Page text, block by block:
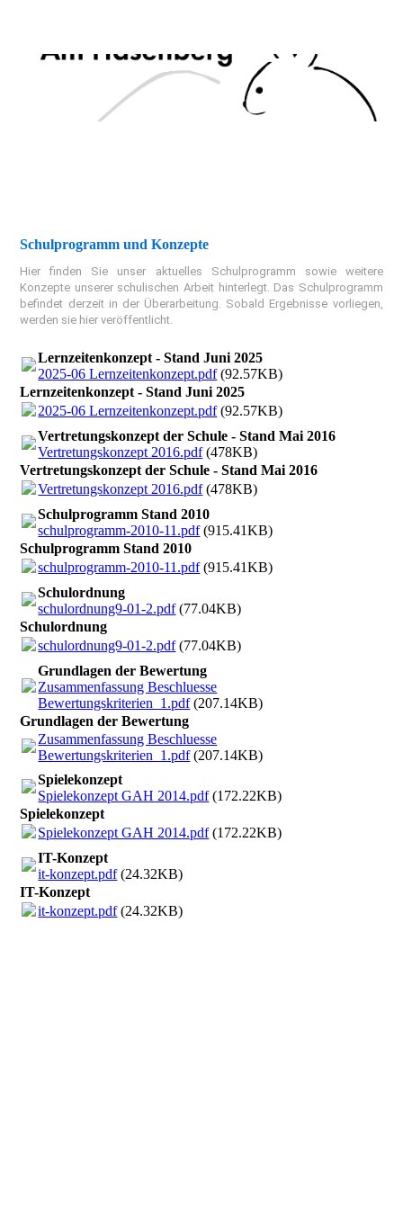
Schulprogramm und Konzepte
Hier finden Sie unser aktuelles Schulprogramm sowie weitere
Konzepte unserer schulischen Arbeit hinterlegt. Das Schulprogramm
befindet derzeit in der Überarbeitung. Sobald Ergebnisse vorliegen,
werden sie hier veröffentlicht.
Lernzeitenkonzept - Stand Juni 2025
2025-06 Lernzeitenkonzept.pdf(92.57KB)
Lernzeitenkonzept - Stand Juni 2025
2025-06 Lernzeitenkonzept.pdf(92.57KB)
Vertretungskonzept der Schule - Stand Mai 2016
Vertretungskonzept 2016.pdf(478KB)
Vertretungskonzept der Schule - Stand Mai 2016
Vertretungskonzept 2016.pdf(478KB)
Schulprogramm Stand 2010
schulprogramm-2010-11.pdf(915.41KB)
Schulprogramm Stand 2010
schulprogramm-2010-11.pdf(915.41KB)
Schulordnung
schulordnung9-01-2.pdf(77.04KB)
Schulordnung
schulordnung9-01-2.pdf(77.04KB)
Grundlagen der Bewertung
Zusammenfassung Beschluesse
Bewertungskriterien_1.pdf(207.14KB)
Grundlagen der Bewertung
Zusammenfassung Beschluesse
Bewertungskriterien_1.pdf(207.14KB)
Spielekonzept
Spielekonzept GAH 2014.pdf(172.22KB)
Spielekonzept
Spielekonzept GAH 2014.pdf(172.22KB)
IT-Konzept
it-konzept.pdf(24.32KB)
IT-Konzept
it-konzept.pdf(24.32KB)